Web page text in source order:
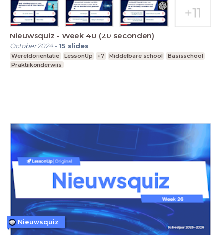
Nieuwsquiz - Week 40 (20 seconden)
October 2024- 15 slides
Wereldoriëntatie LessonUp +7 Middelbare school
Basisschool
Praktijkonderwijs
Nieuwsquiz